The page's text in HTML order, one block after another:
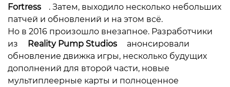
Fortress
. Затем, выходило несколько небольших
патчей и обновлений и на этом всё.
Но в 2016 произошло внезапное. Разработчики
из
Reality Pump Studios
анонсировали
обновление движка игры, несколько будущих
дополнений для второй части, новые
мультиплеерные карты и полноценное